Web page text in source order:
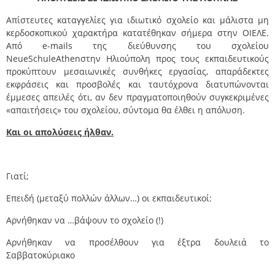
Απίστευτες καταγγελίες για ιδιωτικό σχολείο και μάλιστα μη
κερδοσκοπικού χαρακτήρα κατατέθηκαν σήμερα στην ΟΙΕΛΕ.
Από e-mails της διεύθυνσης του σχολείου
NeueSchuleAthenστην Ηλιούπολη προς τους εκπαιδευτικούς
προκύπτουν μεσαιωνικές συνθήκες εργασίας, απαράδεκτες
εκφράσεις και προσβολές και ταυτόχρονα διατυπώνονται
έμμεσες απειλές ότι, αν δεν πραγματοποιηθούν συγκεκριμένες
«απαιτήσεις» του σχολείου, σύντομα θα έλθει η απόλυση.
Και οι απολύσεις ήλθαν.
Γιατί;
Επειδή (μεταξύ πολλών άλλων…) οι εκπαιδευτικοί:
Αρνήθηκαν να …βάψουν το σχολείο (!)
Αρνήθηκαν να προσέλθουν για έξτρα δουλειά το
Σαββατοκύριακο